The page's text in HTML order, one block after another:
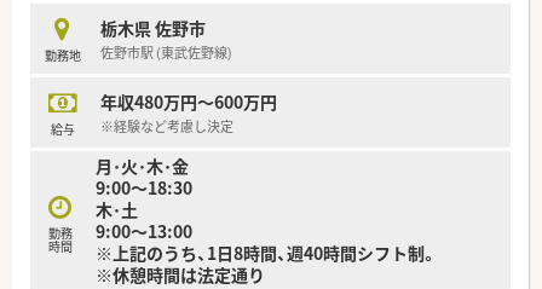
勤務地
栃木県 佐野市
佐野市駅 (東武佐野線)
給与
年収480万円～600万円
※経験など考慮し決定
勤務
時間
月･火･木･金
9:00～18:30
木･土
9:00～13:00
※上記のうち、1日8時間、週40時間シフト制。
※休憩時間は法定通り